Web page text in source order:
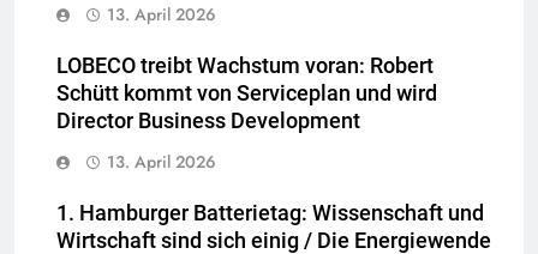
13. April 2026
LOBECO treibt Wachstum voran: Robert
Schütt kommt von Serviceplan und wird
Director Business Development
13. April 2026
1. Hamburger Batterietag: Wissenschaft und
Wirtschaft sind sich einig / Die Energiewende